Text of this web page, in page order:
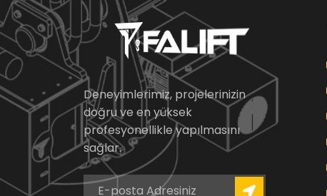
Deneyimlerimiz, projelerinizin
doğru ve en yüksek
profesyonellikle yapılmasını
sağlar.